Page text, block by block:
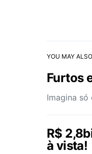
YOU MAY
Furtos
Imagina
R$
à vista!